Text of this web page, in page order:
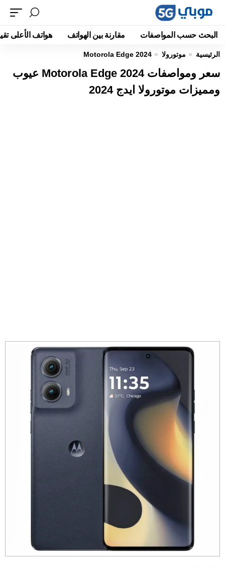
البحث حسب المواصفات مقارنة بين الهواتف هواتف الأعلى
الرئيسية موتورولا Motorola Edge 2024
سعر ومواصفات Motorola Edge 2024 عيوب
ومميزات موتورولا ايدج 2024